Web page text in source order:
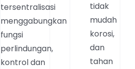
tersentralisasi
menggabungkan
fungsi
perlindungan,
kontrol dan
tidak
mudah
korosi,
dan
tahan